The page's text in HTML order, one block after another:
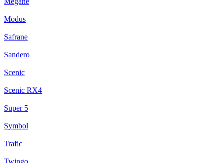
Modus
Safrane
Sandero
Scenic
Scenic RX4
Super 5
Symbol
Trafic
Twingo